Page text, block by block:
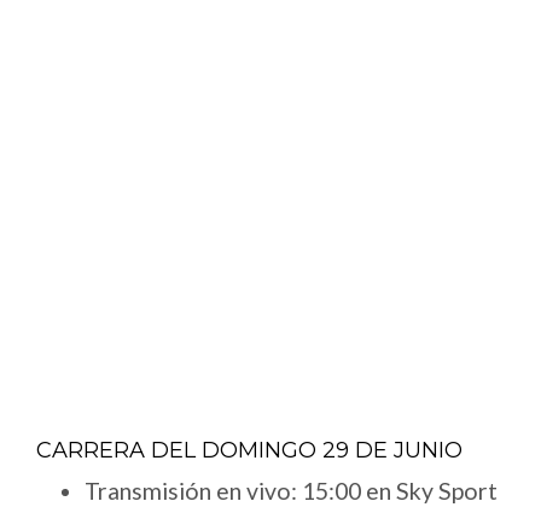
CARRERA DEL DOMINGO 29 DE JUNIO
Transmisión en vivo: 15:00 en Sky Sport